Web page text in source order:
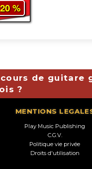
%
de guitare
?
MENTIONS
Play Music Publishing
C.G.V.
Politique vie privée
Droits d'utilisation